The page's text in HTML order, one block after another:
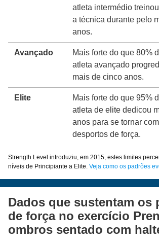
atleta intermédio
a técnica durante pelo
anos.
Avançado
Mais forte do que 80%
atleta avançado
mais de cinco anos.
Elite
Mais forte do que 95%
atleta de elite dedicou
anos para se tornar
desportos de força.
Strength Level introduziu, em 2015, estes limites
níveis de Principiante a Elite. Veja como os padrões
Dados que sustentam os
de força no exercício
ombros sentado com